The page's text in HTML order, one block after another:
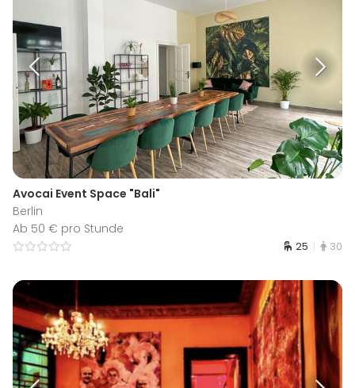
Avocai Event Space "Bali"
Berlin
Ab 50 € pro Stunde
25 30